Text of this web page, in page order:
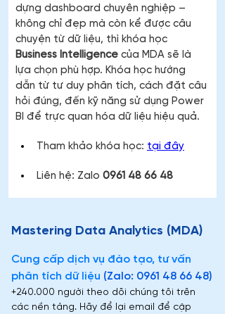
dựng dashboard chuyên nghiệp –
không chỉ đẹp mà còn kể được câu
chuyện từ dữ liệu, thì khóa học
Business Intelligence của MDA sẽ là
lựa chọn phù hợp. Khóa học hướng
dẫn từ tư duy phân tích, cách đặt câu
hỏi đúng, đến kỹ năng sử dụng Power
BI để trực quan hóa dữ liệu hiệu quả.
Tham khảo khóa học: tại đây
Liên hệ: Zalo 0961 48 66 48
Mastering Data Analytics (MDA)
Cung cấp dịch vụ đào tạo, tư vấn
phân tích dữ liệu (Zalo: 0961 48 66 48)
+240.000 người theo dõi chúng tôi trên
các nền tảng. Hãy để lại email để cập